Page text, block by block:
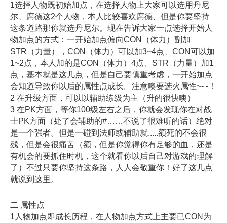
1选择人物既初始加点，在选择人物上大家可以选用丹尼
尔、席德这2个人物，本人比较喜欢席德、但是你要坚持
这条道路那你就选丹尼尔。现在告诉大家一点选择开始人
物加点的方式：一开始加点偏向CON（体力）副加
STR（力量），CON（体力）可以加3~4点、CON可以加
1~2点，本人加的是CON（体力）4点、STR（力量）加1
点，基本就是这几点，但是自己要慎重考虑，一开始加点
会知道导致你以后的属性点成长。注意噢要选火属性~- -！
2 在升级方面，可以以辅助练级为主（升的很快噢）
3 在PK方面，等你100级左右之后，你就会发现你在对战
士PK方面（处了会辅助的#……不说了很难听的话）绝对
是一个强者。但是一碰到法师或辅助就.....额死的不会很
残，但是会很痛苦（额，但是你觉得你有足够的血，还是
有机会的要抓住时机，这个就看你以后自己对游戏的理解
了）不过只要你坚持这条路，人人会敬重你！好了这几点
就说到这里。
二 属性点
1人物加点即成长历程，在人物加点方式上主要已CON为